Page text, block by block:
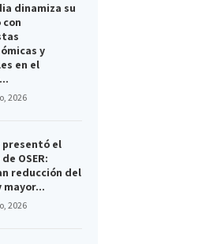
dinamiza su
y
en el
2026
presentó el
OSER:
reducción del
2026